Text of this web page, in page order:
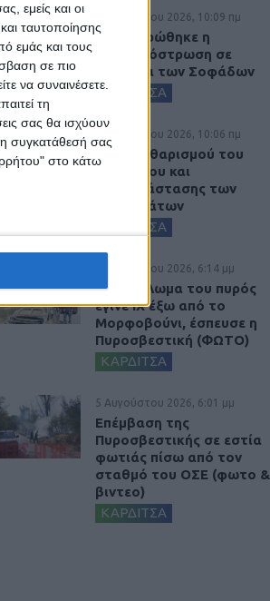
εμείς και οι
ταυτοποίησης
εμάς και τους
σε πιο
να συναινέσετε.
τη
σας θα ισχύουν
συγκατάθεσή σας
στο κάτω
6 Αυγούστου 2026, 10:09 πμ
Ολοκληρώθηκε η
ασφαλτόστρωση σε
τμήματα των Σοφάδων
ΚΑΡΔΙΤΣΑ
6 Αυγούστου 2026, 10:06 πμ
Έργο καθαρισμού του
Ρογόζινου και
αποκατάστασης των
αναχωμάτων
ΚΑΡΔΙΤΣΑ
5 Αυγούστου 2026, 6:14 μμ
Παρανάλωμα του πυρός
έγινε ΙΧ έξω από το
Μορφοβούνι, έσπευσε η
Πυροσβεστική (ΦΩΤΟ)
ΚΑΡΔΙΤΣΑ
5 Αυγούστου 2026, 6:01 μμ
Επέμβαση της
Πυροσβεστικής σε εστία
φωτιάς πίσω από τον
σταθμό του ΟΣΕ (φωτο &
βιντεο)
ΚΑΡΔΙΤΣΑ